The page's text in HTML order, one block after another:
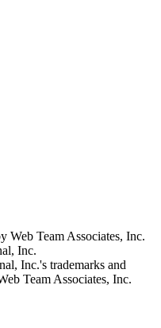
Web Team Associates, Inc.
Inc.
Inc.'s trademarks and
Team Associates, Inc.